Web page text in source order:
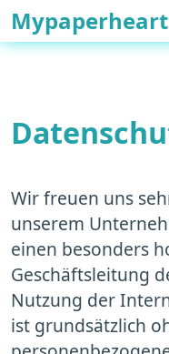
Mypaperheart
Wir freuen uns
unserem
einen besonders
Geschäftsleitung
Nutzung der
ist grundsätzlich